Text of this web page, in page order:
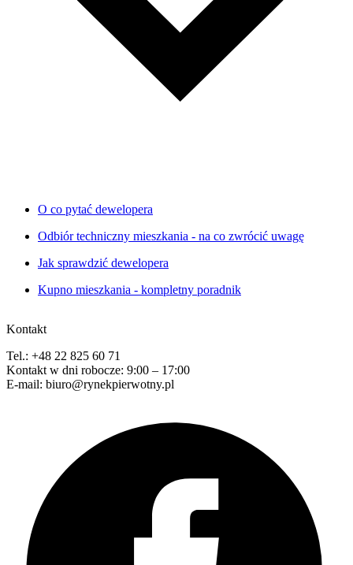
O co pytać dewelopera
Odbiór techniczny mieszkania - na co zwrócić uwagę
Jak sprawdzić dewelopera
Kupno mieszkania - kompletny poradnik
Kontakt
Tel.: +48 22 825 60 71
Kontakt w dni robocze: 9:00 – 17:00
E-mail: biuro@rynekpierwotny.pl